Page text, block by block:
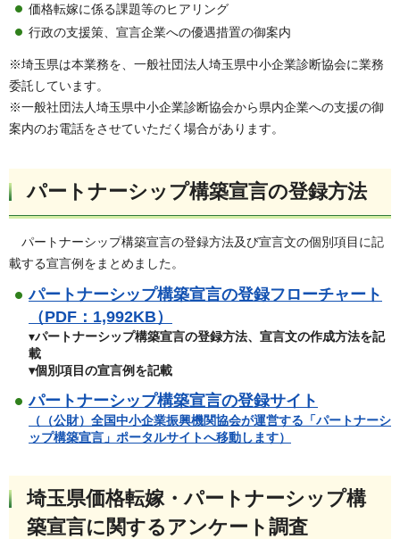
価格転嫁に係る課題等のヒアリング
行政の支援策、宣言企業への優遇措置の御案内
※埼玉県は本業務を、一般社団法人埼玉県中小企業診断協会に業務
委託しています。
※一般社団法人埼玉県中小企業診断協会から県内企業への支援の御
案内のお電話をさせていただく場合があります。
パートナーシップ構築宣言の登録方法
パートナーシップ構築宣言の登録方法及び宣言文の個別項目に記
載する宣言例をまとめました。
パートナーシップ構築宣言の登録フローチャート
（PDF：1,992KB）
▾パートナーシップ構築宣言の登録方法、宣言文の作成方法を記
載
▾個別項目の宣言例を記載
パートナーシップ構築宣言の登録サイト
（（公財）全国中小企業振興機関協会が運営する「パートナーシ
ップ構築宣言」ポータルサイトへ移動します）
埼玉県価格転嫁・パートナーシップ構
築宣言に関するアンケート調査